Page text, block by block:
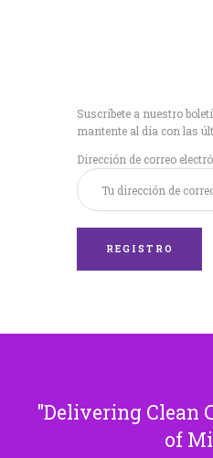
Suscríbete a nuestro
mantente al día con las
Dirección de correo
Delivering Clean
of